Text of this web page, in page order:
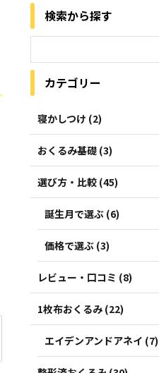
検索から探す
カテゴリー
寝かしつけ (2)
おくるみ基礎 (3)
選び方・比較 (45)
誕生月で選ぶ (6)
価格で選ぶ (3)
レビュー・口コミ (8)
1枚布おくるみ (22)
エイデンアンドアネイ (7)